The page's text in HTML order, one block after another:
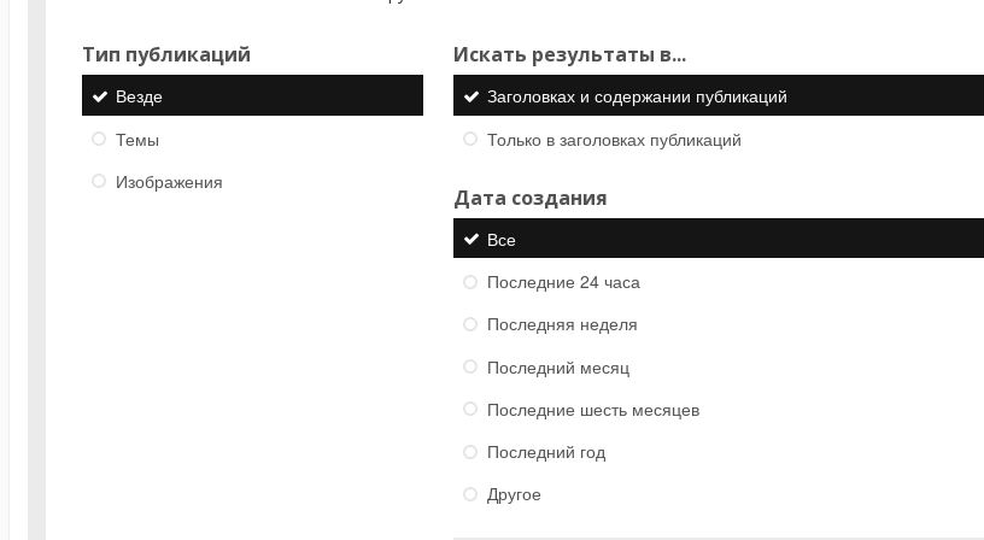
Тип публикаций
Везде
Темы
Изображения
Искать результаты в...
Заголовках и содержании публикаций
Только в заголовках публикаций
Дата создания
Все
Последние 24 часа
Последняя неделя
Последний месяц
Последние шесть месяцев
Последний год
Другое